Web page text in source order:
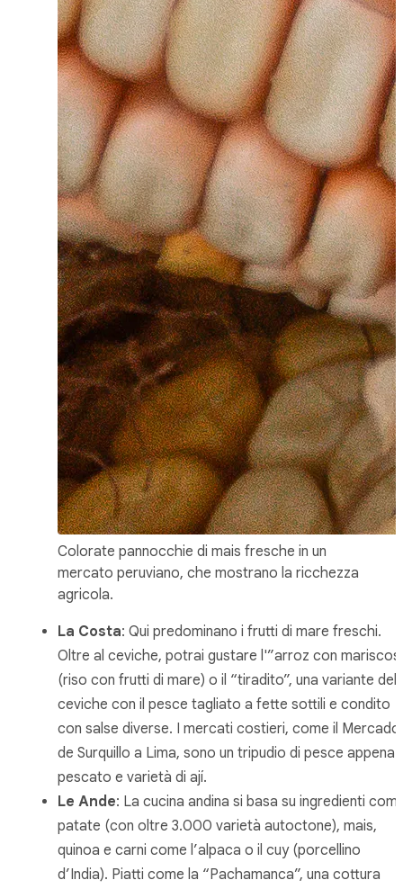
Colorate pannocchie di mais fresche in un
mercato peruviano, che mostrano la ricchezza
agricola.
La Costa: Qui predominano i frutti di mare freschi.
Oltre al ceviche, potrai gustare l'”arroz con
(riso con frutti di mare) o il “tiradito”, una variante del
ceviche con il pesce tagliato a fette sottili e condito
con salse diverse. I mercati costieri, come il Mercado
de Surquillo a Lima, sono un tripudio di pesce appena
pescato e varietà di ají.
Le Ande: La cucina andina si basa su ingredienti
patate (con oltre 3.000 varietà autoctone), mais,
quinoa e carni come l’alpaca o il cuy (porcellino
d’India). Piatti come la “Pachamanca”, una cottura